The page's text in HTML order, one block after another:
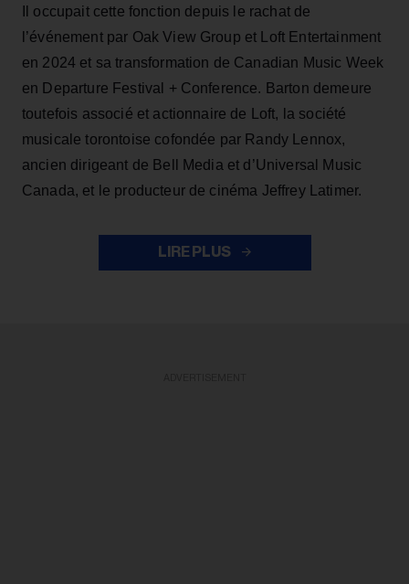
Il occupait cette fonction depuis le rachat de
l’événement par Oak View Group et Loft Entertainment
en 2024 et sa transformation de Canadian Music Week
en Departure Festival + Conference. Barton demeure
toutefois associé et actionnaire de Loft, la société
musicale torontoise cofondée par Randy Lennox,
ancien dirigeant de Bell Media et d’Universal Music
Canada, et le producteur de cinéma Jeffrey Latimer.
LIRE PLUS